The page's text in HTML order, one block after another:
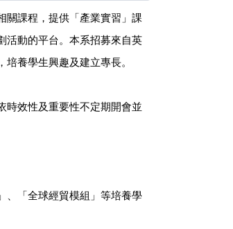
關課程，提供「產業實習」課
活動的平台。本系招募來自英
養學生興趣及建立專長。
時效性及重要性不定期開會並
、「全球經貿模組」等培養學